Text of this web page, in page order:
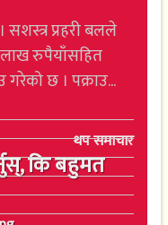
सशस्त्र प्रहरी बलले
रुपैयाँसहित
छ । पक्राउ...
थप समाचार
कि बहुमत